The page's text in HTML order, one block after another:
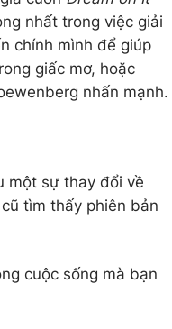
nhất trong việc giải
chính mình để giúp
giấc mơ, hoặc
nhấn mạnh.
một sự thay đổi về
tìm thấy phiên bản
cuộc sống mà bạn